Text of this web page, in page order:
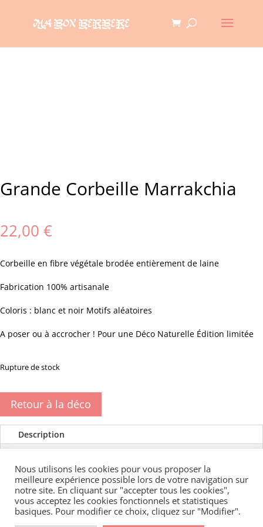
Grande Corbeille Marrakchia
22,00 €
Corbeille en fibre végétale brodée entièrement de laine
Fabrication 100% artisanale
Coloris : blanc et noir Motifs aléatoires
A poser ou à accrocher ! Pour une Déco Naturelle Édition limitée
Rupture de stock
Retour à la déco
Description
Avis (0)
Article 100% handmade marocain - Édition limitée
Nous utilisons les cookies pour vous proposer la
meilleure expérience possible lors de votre navigation sur
notre site. En cliquant sur "accepter tous les cookies",
vous acceptez les cookies fonctionnels et statistiques
basiques. Pour modifier ce choix, cliquez sur "Modifier".